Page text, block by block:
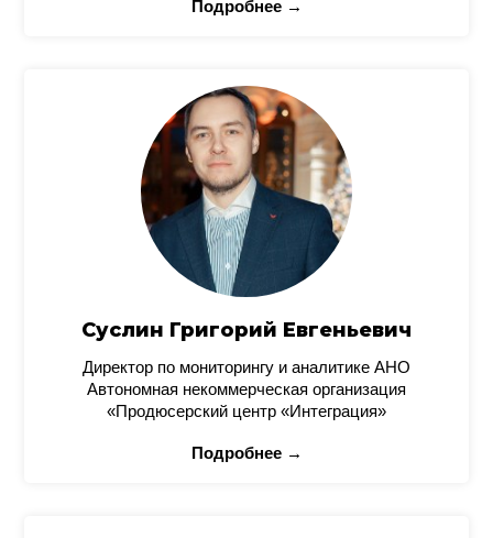
Подробнее →
Суслин Григорий Евгеньевич
Директор по мониторингу и аналитике АНО
Автономная некоммерческая организация
«Продюсерский центр «Интеграция»
Подробнее →